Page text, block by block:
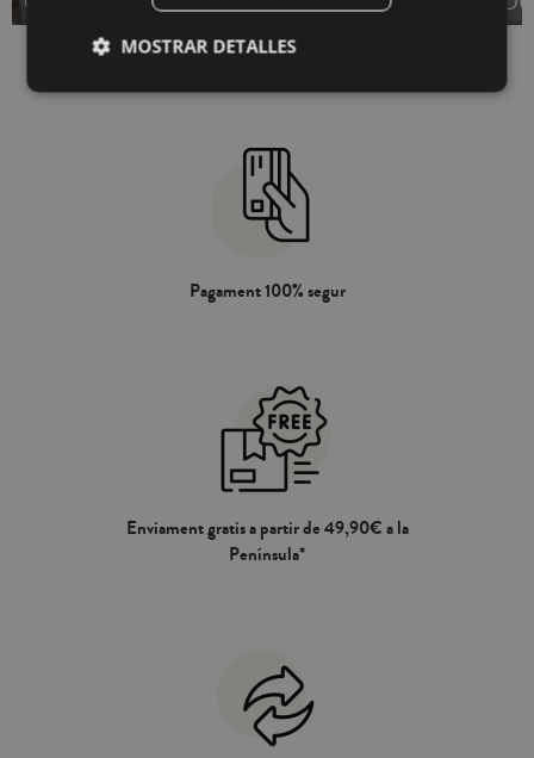
Pagament 100% segur
Enviament gratis a partir de 49,90€ a la
Península*
MOSTRAR DETALLES